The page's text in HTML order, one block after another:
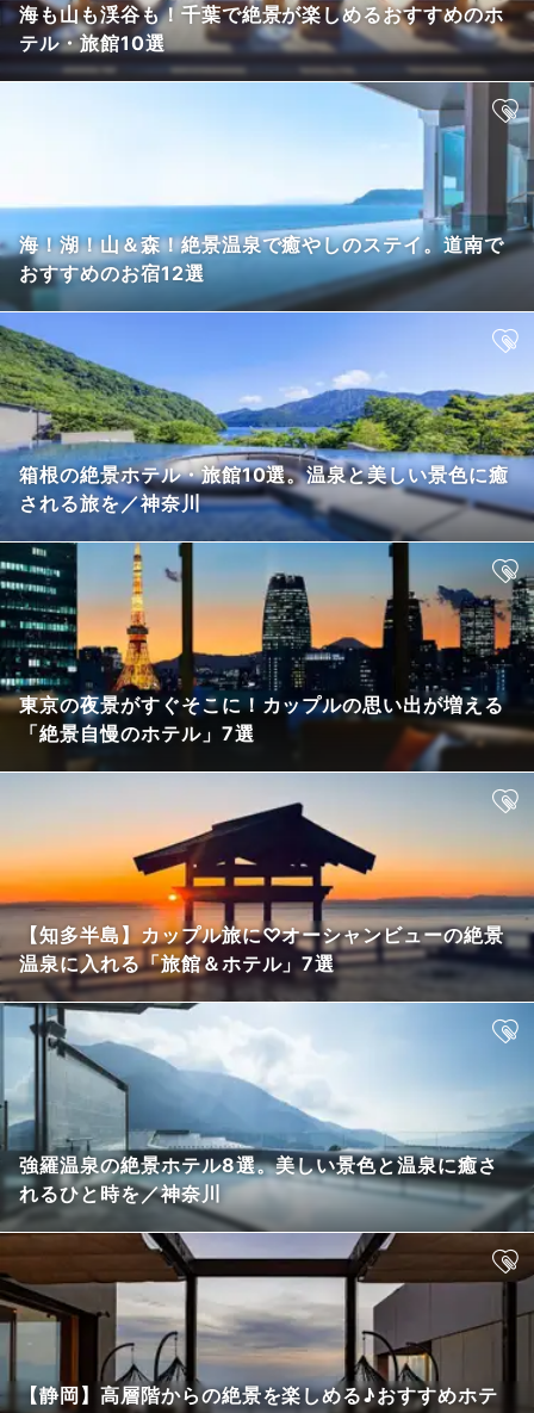
海も山も渓谷も！千葉で絶景が楽しめるおすすめのホ
テル・旅館10選
海！湖！山＆森！絶景温泉で癒やしのステイ。道南で
おすすめのお宿12選
箱根の絶景ホテル・旅館10選。温泉と美しい景色に癒
される旅を／神奈川
東京の夜景がすぐそこに！カップルの思い出が増える
「絶景自慢のホテル」7選
【知多半島】カップル旅に♡オーシャンビューの絶景
温泉に入れる「旅館＆ホテル」7選
強羅温泉の絶景ホテル8選。美しい景色と温泉に癒さ
れるひと時を／神奈川
【静岡】高層階からの絶景を楽しめる♪おすすめホテ